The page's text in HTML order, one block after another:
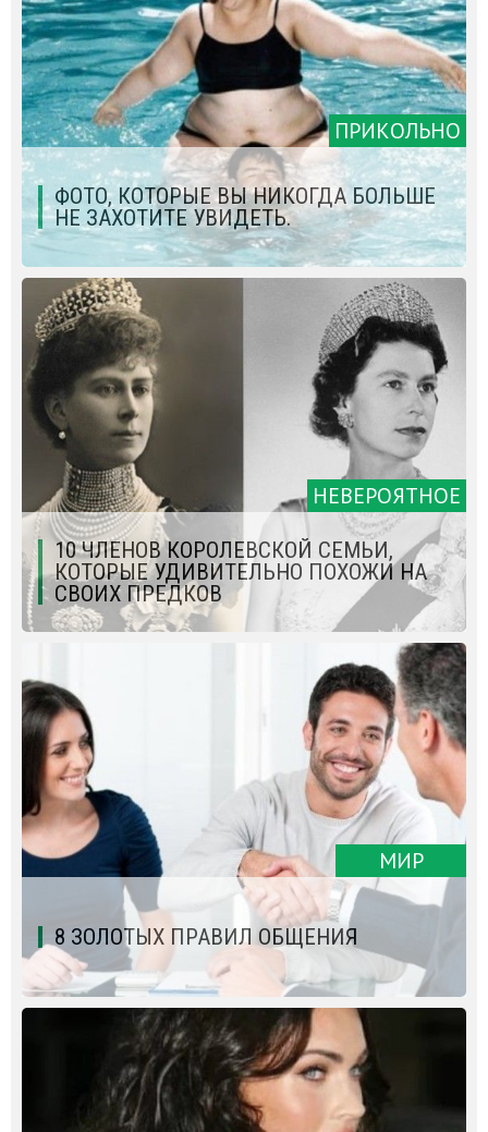
ПРИКОЛЬНО
ФОТО, КОТОРЫЕ ВЫ НИКОГДА БОЛЬШЕ
НЕ ЗАХОТИТЕ УВИДЕТЬ.
НЕВЕРОЯТНОЕ
10 ЧЛЕНОВ КОРОЛЕВСКОЙ СЕМЬИ,
КОТОРЫЕ УДИВИТЕЛЬНО ПОХОЖИ НА
СВОИХ ПРЕДКОВ
МИР
8 ЗОЛОТЫХ ПРАВИЛ ОБЩЕНИЯ